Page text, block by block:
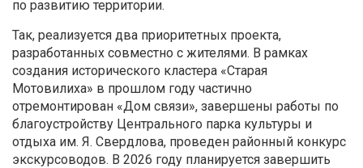
по развитию территории.
Так, реализуется два приоритетных проекта,
разработанных совместно с жителями. В рамках
создания исторического кластера «Старая
Мотовилиха» в прошлом году частично
отремонтирован «Дом связи», завершены работы по
благоустройству Центрального парка культуры и
отдыха им. Я. Свердлова, проведен районный конкурс
экскурсоводов. В 2026 году планируется завершить